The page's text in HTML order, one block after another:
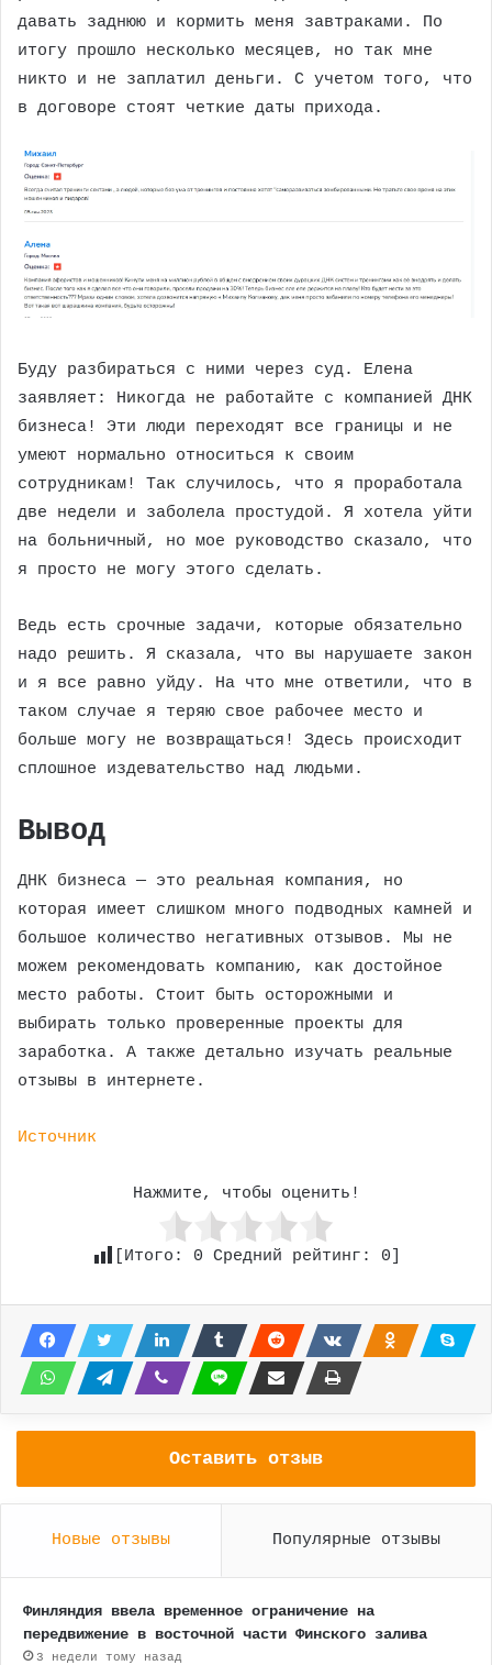
давать заднюю и кормить меня завтраками. По
итогу прошло несколько месяцев, но так мне
никто и не заплатил деньги. С учетом того, что
в договоре стоят четкие даты прихода.
Буду разбираться с ними через суд. Елена
заявляет: Никогда не работайте с компанией ДНК
бизнеса! Эти люди переходят все границы и не
умеют нормально относиться к своим
сотрудникам! Так случилось, что я проработала
две недели и заболела простудой. Я хотела уйти
на больничный, но мое руководство сказало, что
я просто не могу этого сделать.
Ведь есть срочные задачи, которые обязательно
надо решить. Я сказала, что вы нарушаете закон
и я все равно уйду. На что мне ответили, что в
таком случае я теряю свое рабочее место и
больше могу не возвращаться! Здесь происходит
сплошное издевательство над людьми.
Вывод
ДНК бизнеса — это реальная компания, но
которая имеет слишком много подводных камней и
большое количество негативных отзывов. Мы не
можем рекомендовать компанию, как достойное
место работы. Стоит быть осторожными и
выбирать только проверенные проекты для
заработка. А также детально изучать реальные
отзывы в интернете.
Источник
Нажмите, чтобы оценить!
[Итого: 0 Средний рейтинг: 0
Оставить отзыв
Новые отзывы Популярные отзывы
Финляндия ввела временное ограничение на
передвижение в восточной части Финского залива
3 недели тому назад